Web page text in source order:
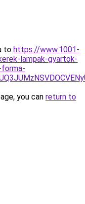
to https://www.1001-
lampak-gyartok-
you can return to